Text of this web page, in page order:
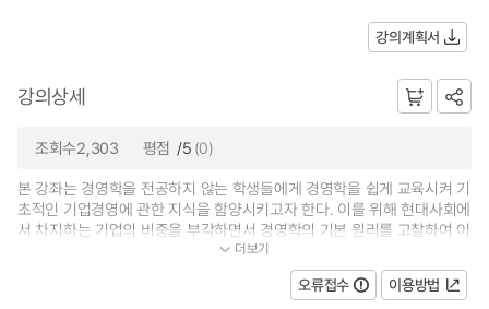
강의계획서
강의상세
조회수2,303 평점 /5 (0)
본 강좌는 경영학을 전공하지 않는 학생들에게 경영학을 쉽게 교육시켜 기
초적인 기업경영에 관한 지식을 함양시키고자 한다. 이를 위해 현대사회에
서 차지하는 기업의 비중을 부각하면서 경영학의 기본 원리를 고찰하여 이
를 자신의 삶과 경영현상에 응용... 더보기
오류접수 이용방법